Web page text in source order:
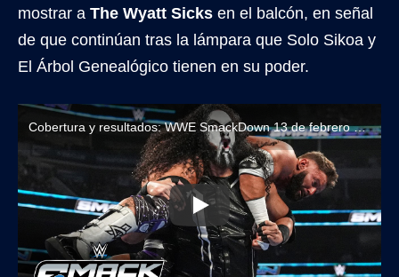
mostrar a The Wyatt Sicks en el balcón, en señal
de que continúan tras la lámpara que Solo Sikoa y
El Árbol Genealógico tienen en su poder.
Cobertura y resultados: WWE SmackDown 13 de febrero de 2026